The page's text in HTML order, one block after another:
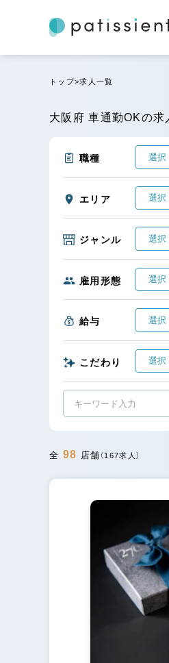
トップ 求人一覧
大阪府 車通勤OKの求
職種 選択
エリア 選択
ジャンル 選択
雇用形態 選択
給与 選択
こだわり 選択
全 98 店舗 （167求人）